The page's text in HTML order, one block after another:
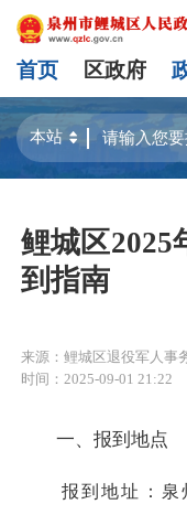
首页 区政府
鲤城区2025
到指南
来源：鲤城区退役军人事
时间：2025-09-01 21:22
一、报到地点
报到地址：泉州